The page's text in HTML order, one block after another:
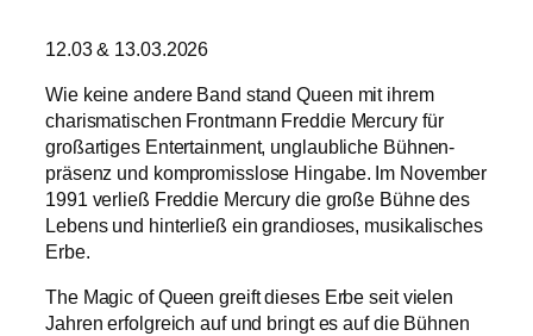
12.03 & 13.03.2026
Wie keine andere Band stand Queen mit ihrem
charismatischen Frontmann Freddie Mercury für
großartiges Entertainment, unglaubliche Bühnen-
präsenz und kompromisslose Hingabe. Im November
1991 verließ Freddie Mercury die große Bühne des
Lebens und hinterließ ein grandioses, musikalisches
Erbe.
The Magic of Queen greift dieses Erbe seit vielen
Jahren erfolgreich auf und bringt es auf die Bühnen